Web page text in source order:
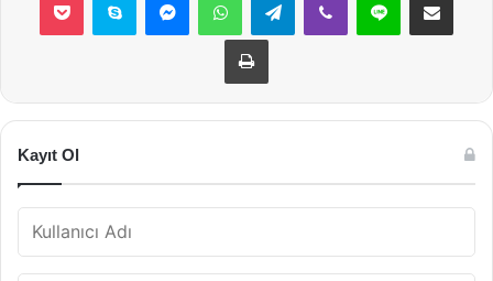
Yazdır
Kayıt Ol